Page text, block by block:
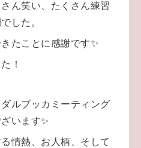
ん笑い、たくさん練習
した。
たことに感謝です✨
！
ルブッカミーティング
います✨
情熱、お人柄、そして